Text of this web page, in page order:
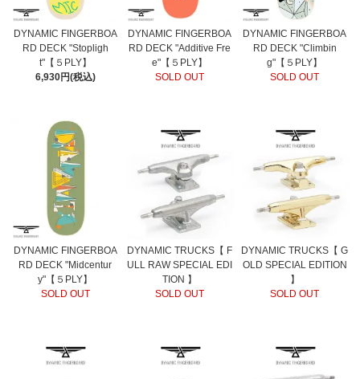
DYNAMIC FINGERBOA
RD DECK "Stopligh
t"【５PLY】
6,930円(税込)
DYNAMIC FINGERBOA
RD DECK "Additive Fre
e"【５PLY】
SOLD OUT
DYNAMIC FINGERBOA
RD DECK "Climbin
g"【５PLY】
SOLD OUT
DYNAMIC FINGERBOA
RD DECK "Midcentur
y"【５PLY】
SOLD OUT
DYNAMIC TRUCKS【 F
ULL RAW SPECIAL EDI
TION 】
SOLD OUT
DYNAMIC TRUCKS【 G
OLD SPECIAL EDITION
】
SOLD OUT